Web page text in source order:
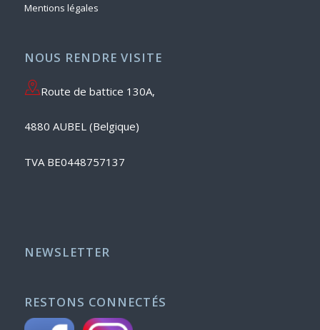
Mentions légales
NOUS RENDRE VISITE
Route de battice 130A,
4880 AUBEL (Belgique)
TVA BE0448757137
NEWSLETTER
RESTONS CONNECTÉS